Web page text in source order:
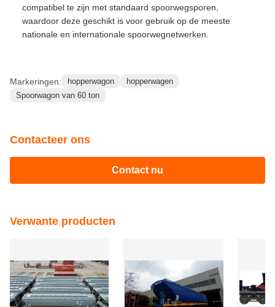
compatibel te zijn met standaard spoorwegsporen,
waardoor deze geschikt is voor gebruik op de meeste
nationale en internationale spoorwegnetwerken.
Markeringen: hopperwagon
hopperwagen
Spoorwagon van 60 ton
Contacteer ons
Contact nu
Verwante producten